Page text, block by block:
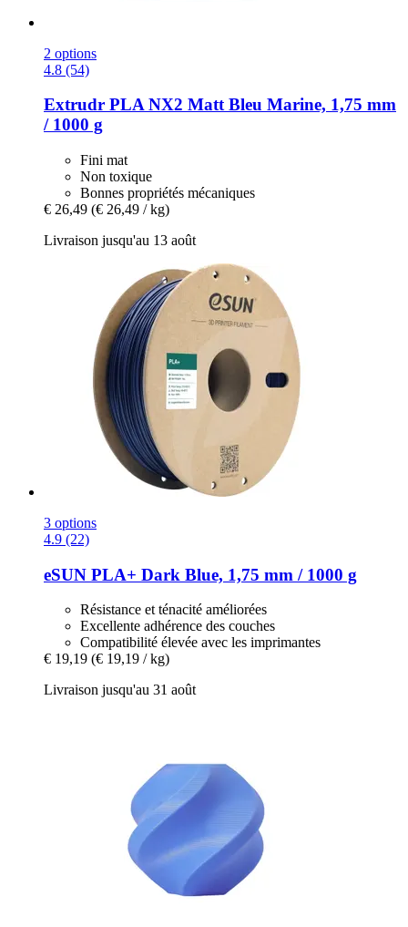
2 options
4.8 (54)
Extrudr PLA NX2 Matt Bleu Marine, 1,75 mm
/ 1000 g
Fini mat
Non toxique
Bonnes propriétés mécaniques
€ 26,49 (€ 26,49 / kg)
Livraison jusqu'au 13 août
3 options
4.9 (22)
eSUN PLA+ Dark Blue, 1,75 mm / 1000 g
Résistance et ténacité améliorées
Excellente adhérence des couches
Compatibilité élevée avec les imprimantes
€ 19,19 (€ 19,19 / kg)
Livraison jusqu'au 31 août